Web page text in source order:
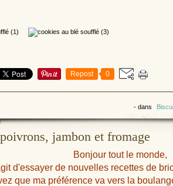
Repost 0
- dans
jambon et fromage
Bonjour tout le monde,
d'essayer de nouvelles recettes de
que ma préférence va vers la